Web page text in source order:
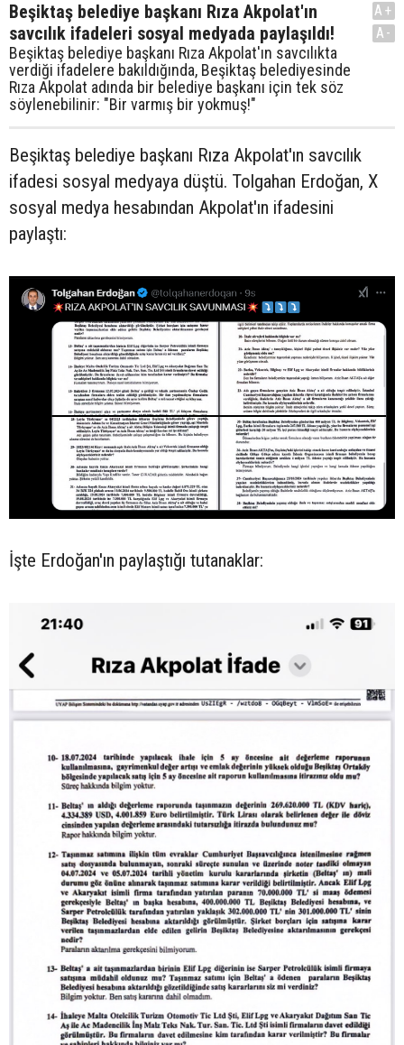
Beşiktaş belediye başkanı Rıza Akpolat'ın
savcılık ifadeleri sosyal medyada paylaşıldı!
Beşiktaş belediye başkanı Rıza Akpolat'ın savcılıkta
verdiği ifadelere bakıldığında, Beşiktaş belediyesinde
Rıza Akpolat adında bir belediye başkanı için tek söz
söylenebilinir: "Bir varmış bir yokmuş!"
A+
A-
Beşiktaş belediye başkanı Rıza Akpolat'ın savcılık
ifadesi sosyal medyaya düştü. Tolgahan Erdoğan, X
sosyal medya hesabından Akpolat'ın ifadesini
paylaştı:
İşte Erdoğan'ın paylaştığı tutanaklar: